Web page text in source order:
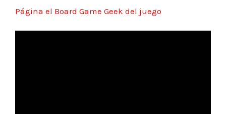
Página el Board Game Geek del juego